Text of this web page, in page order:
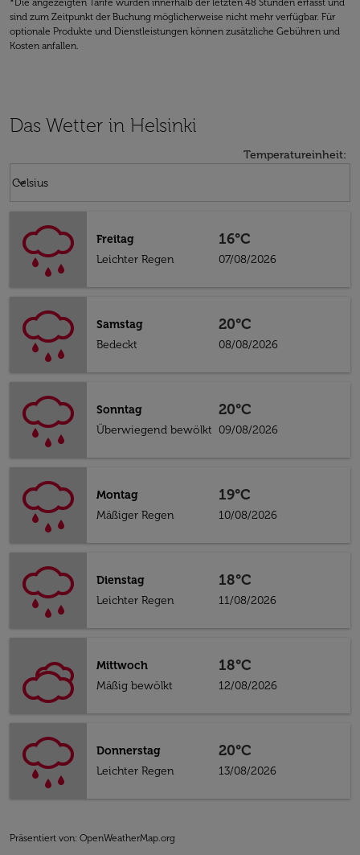
*Die angezeigten Tarife wurden innerhalb der letzten 48 Stunden erfasst und
sind zum Zeitpunkt der Buchung möglicherweise nicht mehr verfügbar. Für
optionale Produkte und Dienstleistungen können zusätzliche Gebühren und
Kosten anfallen.
Das Wetter in Helsinki
Temperatureinheit:
Celsius
keyboard_arrow_down
Freitag
Leichter Regen
16°C
07/08/2026
Samstag
Bedeckt
20°C
08/08/2026
Sonntag
Überwiegend bewölkt
20°C
09/08/2026
Montag
Mäßiger Regen
19°C
10/08/2026
Dienstag
Leichter Regen
18°C
11/08/2026
Mittwoch
Mäßig bewölkt
18°C
12/08/2026
Donnerstag
Leichter Regen
20°C
13/08/2026
Präsentiert von: OpenWeatherMap.org